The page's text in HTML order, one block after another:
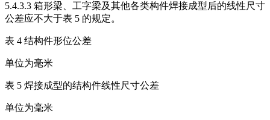
5.4.3.3 箱形梁、工字梁及其他各类构件焊接成型后的线性尺寸
公差应不大于表 5 的规定。
表 4 结构件形位公差
单位为毫米
表 5 焊接成型的结构件线性尺寸公差
单位为毫米